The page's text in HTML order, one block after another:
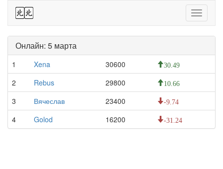
Toggle
44
Онлайн: 5 марта
1 Xena 30600 30.49
2 Rebus 29800 10.66
3 Вячеслав 23400 -9.74
4 Golod 16200 -31.24